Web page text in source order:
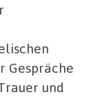
Gespräche
und